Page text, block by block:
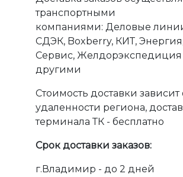
транспортными
компаниями: Деловые
СДЭК, Boxberry, КИТ,
Сервис, Желдорэкспедиция
другими
Стоимость доставки зависит
удаленности региона,
терминала ТК - бесплатно
Срок доставки заказов:
г.Владимир - до 2 дней